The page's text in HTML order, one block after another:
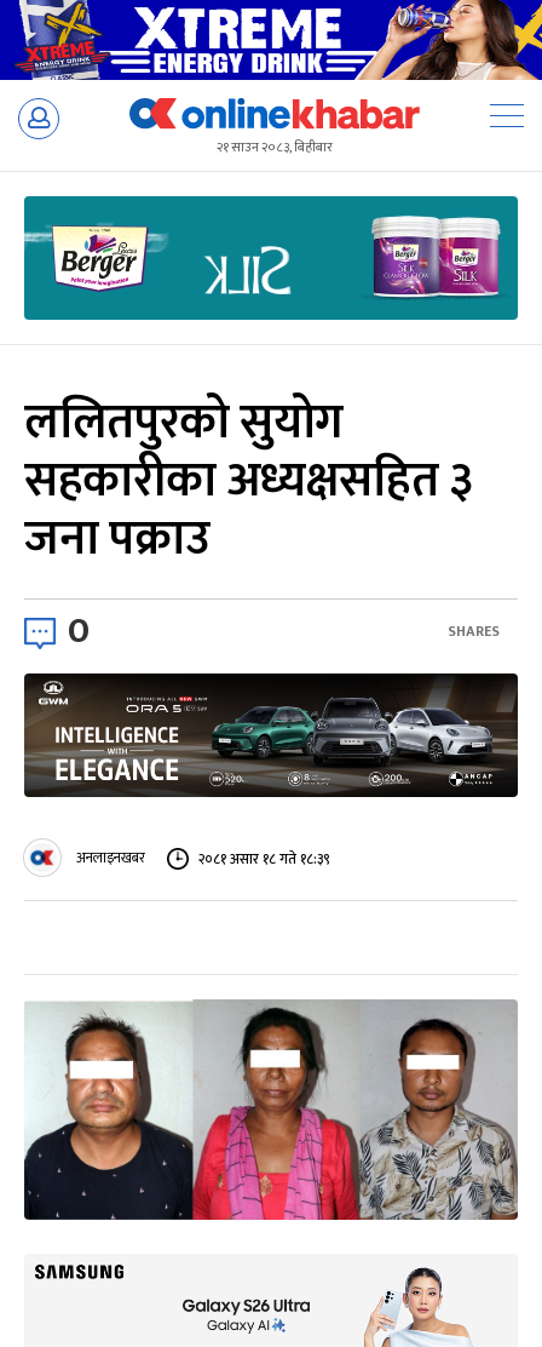
Skip
२१ साउन २०८३, बिहीबार
ललितपुरको सुयोग
सहकारीका अध्यक्षसहित ३
जना पक्राउ
0 SHARES
अनलाइनखबर २०८१ असार १८ गते १८:३९